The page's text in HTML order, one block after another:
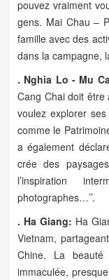
pouvez vraiment
gens. Mai Chau –
famille avec des
dans la campagne,
. Nghia Lo - Mu
Cang Chai doit
voulez explorer
comme le
a également
crée des
l’inspiration
photographes…’’.
. Ha Giang: Ha
Vietnam,
Chine. La
immaculée,